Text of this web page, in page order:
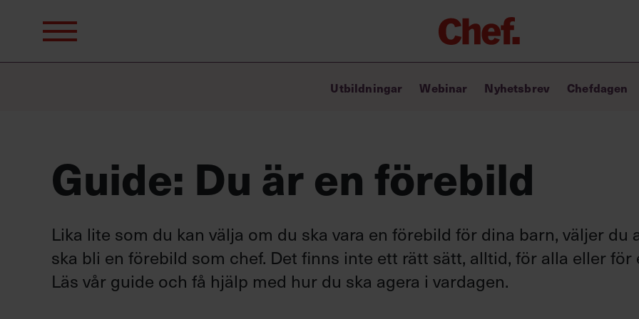
efter:
Chefakademin+
Lyft ditt ledarskap med C+
Ledarskapstest
Chef GPT – din chefsassistent i
Utbildningar Webinar Nyhetsbrev Chefdagen
Guide: Du är en förebild
Lika lite som du kan välja om du ska vara en förebild för dina barn, väljer du
ska bli en förebild som chef. Det finns inte ett rätt sätt, alltid, för alla eller för
Läs vår guide och få hjälp med hur du ska agera i vardagen.